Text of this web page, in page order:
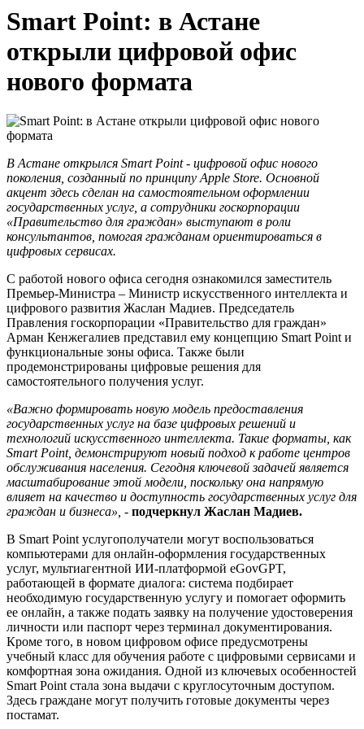
Smart Point: в Астане
открыли цифровой офис
нового формата
В Астане открылся Smart Point - цифровой офис нового
поколения, созданный по принципу Apple Store. Основной
акцент здесь сделан на самостоятельном оформлении
государственных услуг, а сотрудники госкорпорации
«Правительство для граждан» выступают в роли
консультантов, помогая гражданам ориентироваться в
цифровых сервисах.
С работой нового офиса сегодня ознакомился заместитель
Премьер-Министра – Министр искусственного интеллекта и
цифрового развития Жаслан Мадиев. Председатель
Правления госкорпорации «Правительство для граждан»
Арман Кенжегалиев представил ему концепцию Smart Point и
функциональные зоны офиса. Также были
продемонстрированы цифровые решения для
самостоятельного получения услуг.
«Важно формировать новую модель предоставления
государственных услуг на базе цифровых решений и
технологий искусственного интеллекта. Такие форматы, как
Smart Point, демонстрируют новый подход к работе центров
обслуживания населения. Сегодня ключевой задачей является
масштабирование этой модели, поскольку она напрямую
влияет на качество и доступность государственных услуг для
граждан и бизнеса», - подчеркнул Жаслан Мадиев.
В Smart Point услугополучатели могут воспользоваться
компьютерами для онлайн-оформления государственных
услуг, мультиагентной ИИ-платформой eGovGPT,
работающей в формате диалога: система подбирает
необходимую государственную услугу и помогает оформить
ее онлайн, а также подать заявку на получение удостоверения
личности или паспорт через терминал документирования.
Кроме того, в новом цифровом офисе предусмотрены
учебный класс для обучения работе с цифровыми сервисами и
комфортная зона ожидания. Одной из ключевых особенностей
Smart Point стала зона выдачи с круглосуточным доступом.
Здесь граждане могут получить готовые документы через
постамат.